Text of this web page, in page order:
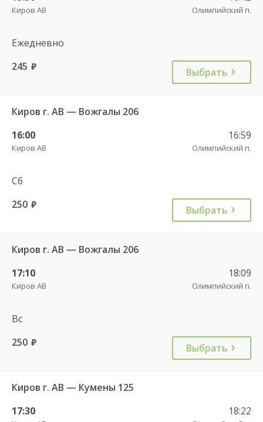
Киров АВ Олимпийский п.
Ежедневно
245 руб. Выбрать
Киров г. АВ — Вожгалы 206
16:00
Киров АВ
16:59
Олимпийский п.
Сб
250 руб. Выбрать
Киров г. АВ — Вожгалы 206
17:10
Киров АВ
18:09
Олимпийский п.
Вс
250 руб. Выбрать
Киров г. АВ — Кумены 125
17:30
18:22